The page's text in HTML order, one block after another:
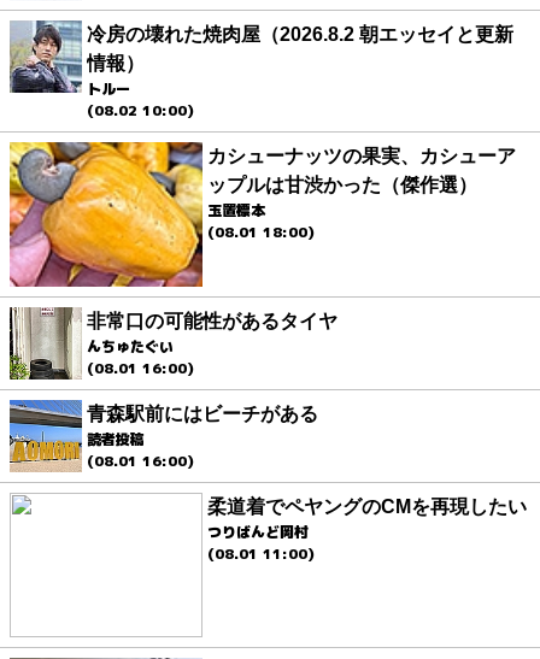
冷房の壊れた焼肉屋（2026.8.2 朝エッセイと更新
情報）
トルー
(08.02 10:00)
カシューナッツの果実、カシューア
ップルは甘渋かった（傑作選）
玉置標本
(08.01 18:00)
非常口の可能性があるタイヤ
んちゅたぐい
(08.01 16:00)
青森駅前にはビーチがある
読者投稿
(08.01 16:00)
柔道着でペヤングのCMを再現したい
つりばんど岡村
(08.01 11:00)